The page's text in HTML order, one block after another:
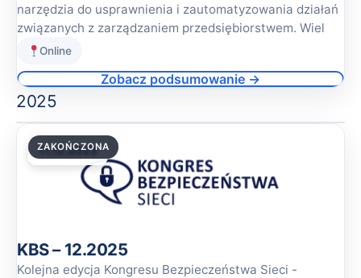
narzędzia do usprawnienia i zautomatyzowania działań
związanych z zarządzaniem przedsiębiorstwem. Wiel
Online
Zobacz podsumowanie →
2025
11.12.2025
ZAKOŃCZONA
KBS – 12.2025
Kolejna edycja Kongresu Bezpieczeństwa Sieci -